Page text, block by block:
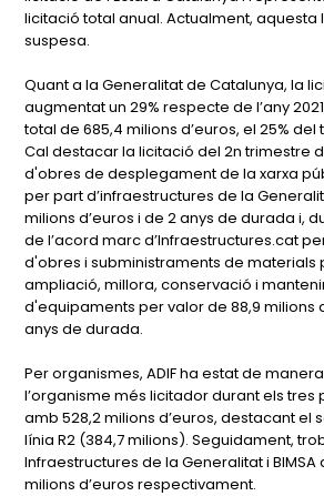
licitació total anual. Actualment, aquesta
suspesa.
Quant a la Generalitat de Catalunya, la
augmentat un 29% respecte de l’any
total de 685,4 milions d’euros, el 25% del
Cal destacar la licitació del 2n trimestre
d'obres de desplegament de la xarxa
per part d’infraestructures de la
milions d’euros i de 2 anys de durada i,
de l’acord marc d’Infraestructures.cat
d'obres i subministraments de materials
ampliació, millora, conservació i
d'equipaments per valor de 88,9 milions
anys de durada.
Per organismes, ADIF ha estat de
l’organisme més licitador durant els tres
amb 528,2 milions d’euros, destacant el
línia R2 (384,7 milions). Seguidament,
Infraestructures de la Generalitat i BIMSA
milions d’euros respectivament.